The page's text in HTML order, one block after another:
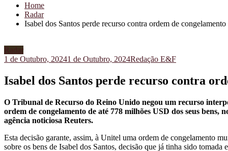
Home
Radar
Isabel dos Santos perde recurso contra ordem de congelamento
Radar
1 de Outubro, 20241 de Outubro, 2024Redação E&F
Isabel dos Santos perde recurso contra
O Tribunal de Recurso do Reino Unido negou um recurso
ordem de congelamento de até 778 milhões USD dos seus
agência noticiosa Reuters.
Esta decisão garante, assim, à Unitel uma ordem de congelamento
sobre os bens de Isabel dos Santos, decisão que já tinha sido